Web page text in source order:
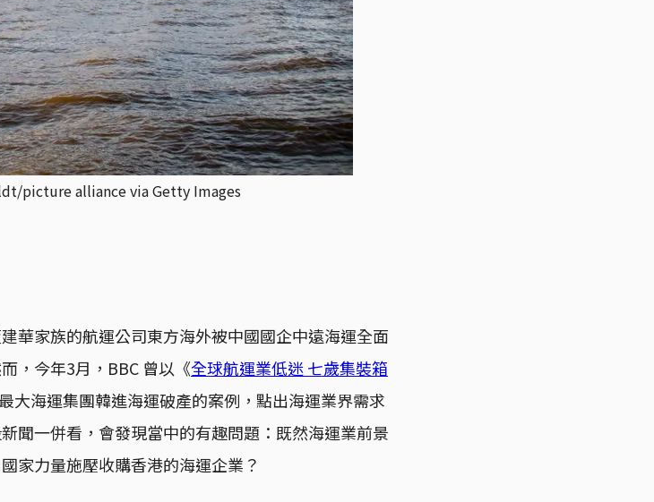
picture alliance via Getty Images
華家族的航運公司東方海外被中國國企中遠海運全面
，今年3月，BBC 曾以《全球航運業低迷 七歲集裝箱
大海運集團韓進海運破產的案例，點出海運業界需求
聞一併看，會發現當中的有趣問題：既然海運業前景
家力量施壓收購香港的海運企業？